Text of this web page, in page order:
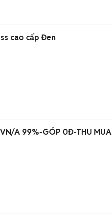
cao cấp Đen
A 99%-GÓP 0Đ-THU MUA